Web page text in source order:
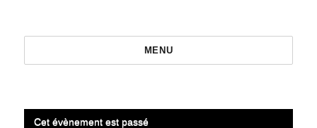
MENU
Cet évènement est passé